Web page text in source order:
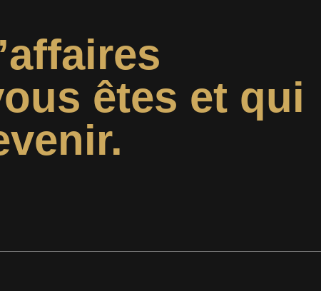
êtes et qui